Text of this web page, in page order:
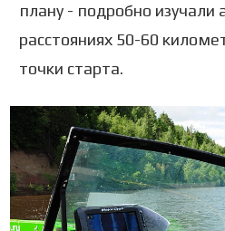
плану - подробно изучали
расстояниях 50-60
точки старта.